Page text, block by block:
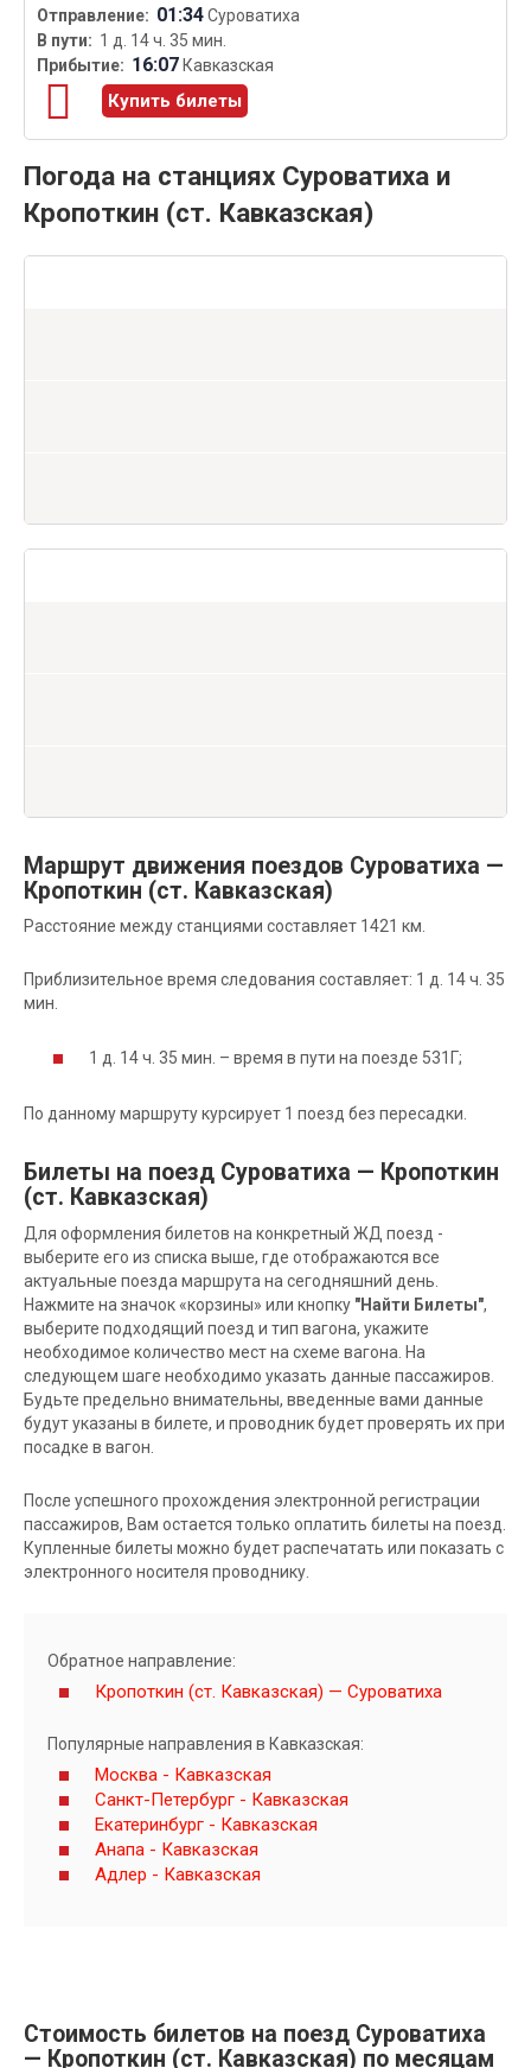
01:34Суроватиха
1 д. 14 ч. 35 мин.
16:07 Кавказская
Купить билеты
Погода на станциях Суроватиха и
Кропоткин (ст. Кавказская)
Маршрут движения поездов Суроватиха —
Кропоткин (ст. Кавказская)
Расстояние между станциями составляет 1421 км.
Приблизительное время следования составляет: 1 д. 14 ч. 35
мин.
1 д. 14 ч. 35 мин. – время в пути на поезде 531Г;
По данному маршруту курсирует 1 поезд без пересадки.
Билеты на поезд Суроватиха — Кропоткин
(ст. Кавказская)
Для оформления билетов на конкретный ЖД поезд -
выберите его из списка выше, где отображаются все
актуальные поезда маршрута на сегодняшний день.
Нажмите на значок «корзины» или кнопку "Найти Билеты",
выберите подходящий поезд и тип вагона, укажите
необходимое количество мест на схеме вагона. На
следующем шаге необходимо указать данные пассажиров.
Будьте предельно внимательны, введенные вами данные
будут указаны в билете, и проводник будет проверять их при
посадке в вагон.
После успешного прохождения электронной регистрации
пассажиров, Вам остается только оплатить билеты на поезд.
Купленные билеты можно будет распечатать или показать с
электронного носителя проводнику.
Обратное направление:
Кропоткин (ст. Кавказская) — Суроватиха
Популярные направления в Кавказская:
Москва - Кавказская
Санкт-Петербург - Кавказская
Екатеринбург - Кавказская
Анапа - Кавказская
Адлер - Кавказская
Стоимость билетов на поезд Суроватиха
— Кропоткин (ст. Кавказская) по месяцам